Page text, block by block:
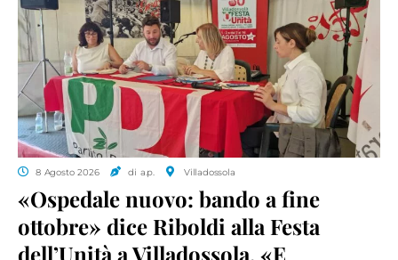
8 Agosto 2026 di a.p. Villadossola
«Ospedale nuovo: bando a fine
ottobre» dice Riboldi alla Festa
dell’Unità a Villadossola. «E